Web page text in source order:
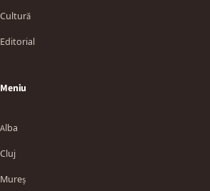
Cultură
Editorial
Meniu
Alba
Cluj
Mureș